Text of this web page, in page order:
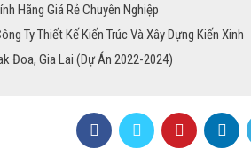
Hãng Giá Rẻ Chuyên Nghiệp
Ty Thiết Kế Kiến Trúc Và Xây Dựng Kiến Xinh
Đoa, Gia Lai (Dự Án 2022-2024)